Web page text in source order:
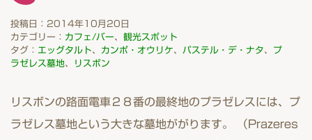
投稿日：2014年10月20日
カテゴリー： カフェ/バー、 観光スポット
タグ： エッグタルト、 カンポ・オウリケ、 パステル・デ・ナタ、 プ
ラゼレス墓地、 リスボン
リスボンの路面電車２８番の最終地のプラゼレスには、プ
ラゼレス墓地という大きな墓地ががります。 （Prazeres